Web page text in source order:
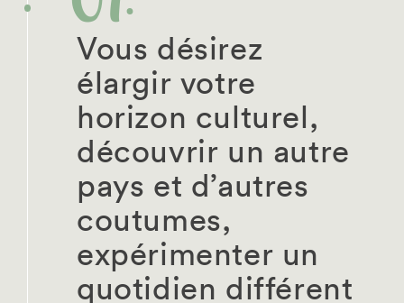
Vous désirez
élargir votre
horizon culturel,
découvrir un autre
pays et d’autres
coutumes,
expérimenter un
quotidien différent